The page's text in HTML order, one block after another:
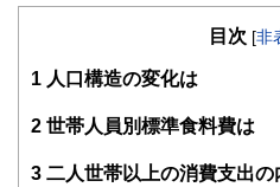
目次 [非
1 人口構造の変化は
2 世帯人員別標準食料費は
3 二人世帯以上の消費支出の